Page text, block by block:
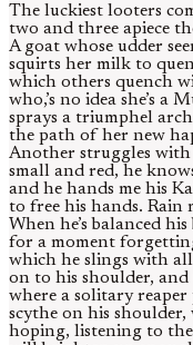
The luckiest looters
two and three apiece
A goat whose udder
squirts her milk to
which others quench
who,’s no idea she’s a
sprays a triumphel
the path of her new
Another struggles with
small and red, he
and he hands me his
to free his hands. Rain
When he’s balanced
for a moment
which he slings with
on to his shoulder,
where a solitary reaper
scythe on his
hoping, listening to